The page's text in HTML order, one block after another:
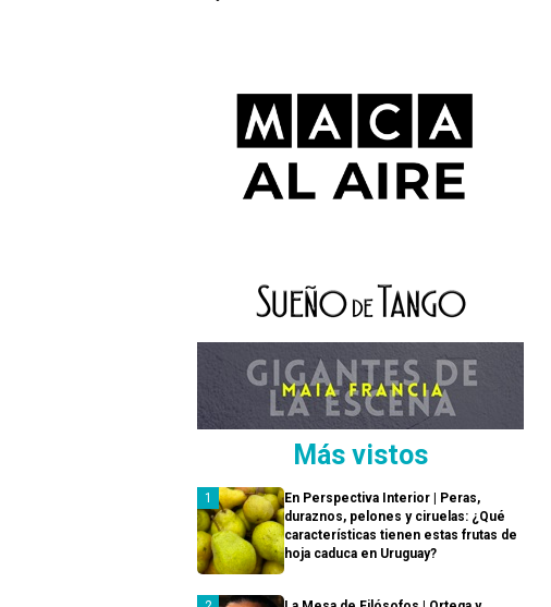
Más vistos
En Perspectiva Interior | Peras,
duraznos, pelones y ciruelas: ¿Qué
características tienen estas frutas de
hoja caduca en Uruguay?